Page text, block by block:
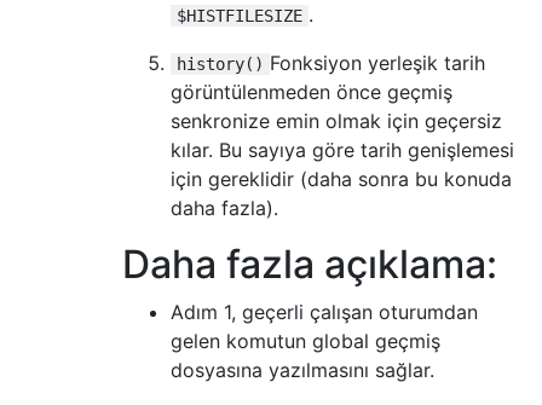
$HISTFILESIZE .
history() Fonksiyon yerleşik tarih
görüntülenmeden önce geçmiş
senkronize emin olmak için geçersiz
kılar. Bu sayıya göre tarih genişlemesi
için gereklidir (daha sonra bu konuda
daha fazla).
Daha fazla açıklama:
Adım 1, geçerli çalışan oturumdan
gelen komutun global geçmiş
dosyasına yazılmasını sağlar.